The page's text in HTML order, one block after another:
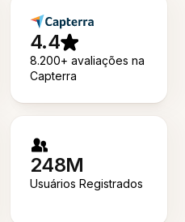
4.4
8.200+ avaliações na
Capterra
248M
Usuários Registrados